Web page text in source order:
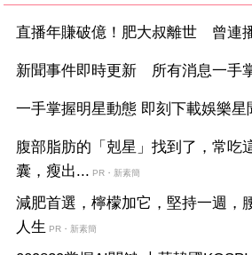
直播年賺破億！肥大叔離世 曾連
新聞事件即時更新 所有消息一手
一手掌握明星動態 即刻下載娛樂星
腹部脂肪的「剋星」找到了，常吃
囊，瘦出... PR・新素簡
減肥首選，檸檬加它，堅持一週，
人生 PR・新素簡